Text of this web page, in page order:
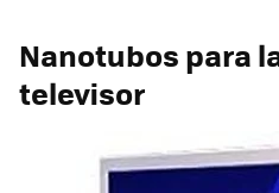
Nanotubos para
televisor